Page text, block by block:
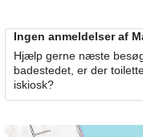
Ingen anmeldelser af
Hjælp gerne næste
badestedet, er der
iskiosk?